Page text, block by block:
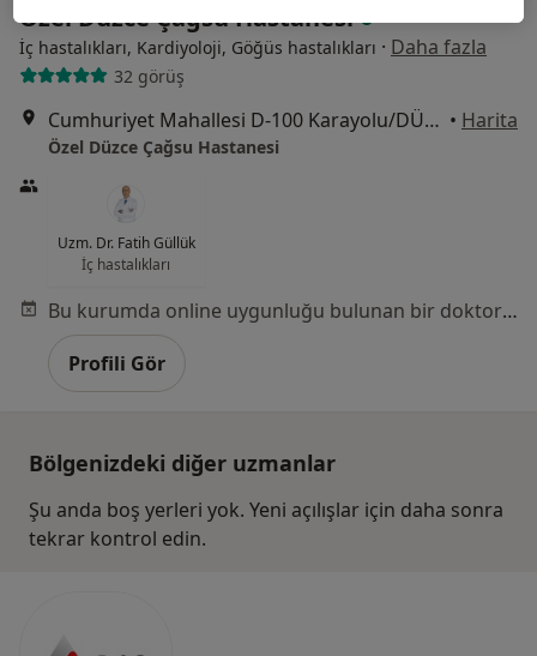
Özel Düzce Çağsu Hastanesi
İç hastalıkları, Kardiyoloji, Göğüs hastalıkları · Daha fazla
32 görüş
Cumhuriyet Mahallesi D-100 Karayolu/DÜZCE, Düzce • Harita
Özel Düzce Çağsu Hastanesi
Uzm. Dr. Fatih Güllük
İç hastalıkları
Bu kurumda online uygunluğu bulunan bir doktor veya uzman bulunamadı
Profili Gör
Bölgenizdeki diğer uzmanlar
Şu anda boş yerleri yok. Yeni açılışlar için daha sonra
tekrar kontrol edin.